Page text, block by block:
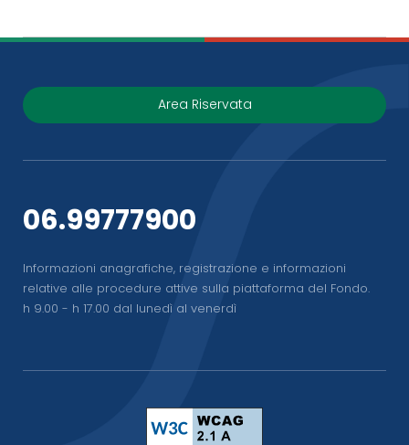
Area Riservata
06.99777900
Informazioni anagrafiche, registrazione e informazioni
relative alle procedure attive sulla piattaforma del Fondo.
h 9.00 - h 17.00 dal lunedì al venerdì